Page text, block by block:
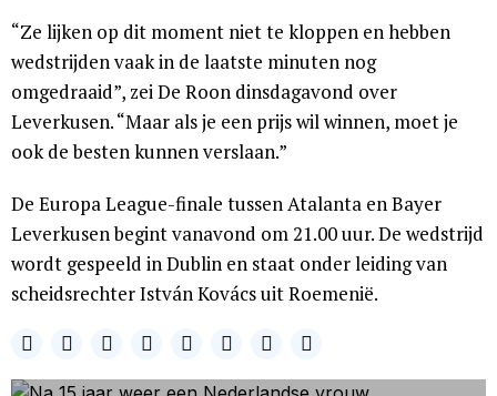
“Ze lijken op dit moment niet te kloppen en hebben
wedstrijden vaak in de laatste minuten nog
omgedraaid”, zei De Roon dinsdagavond over
Leverkusen. “Maar als je een prijs wil winnen, moet je
ook de besten kunnen verslaan.”
De Europa League-finale tussen Atalanta en Bayer
Leverkusen begint vanavond om 21.00 uur. De wedstrijd
wordt gespeeld in Dublin en staat onder leiding van
scheidsrechter István Kovács uit Roemenië.